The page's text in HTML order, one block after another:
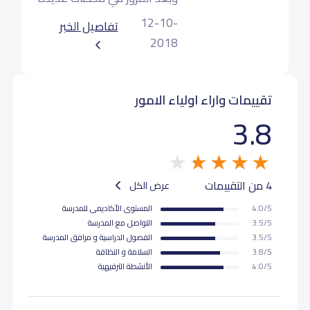
المبني على التفكير
من اجتماعات وحلقات ودورات
تحتفل مدارسنا بتتويج هذه
معتمدة في الشرق الأوسط
Thinking Based learning
(TBL)
12-10-
2018
تفاصيل الخبر
تقييمات واراء اولياء الامور
3.8
4 من التقييمات عرض الكل
4.0/5
المستوى اﻷكاديمى للمدرسة
3.5/5
التواصل مع المدرسة
3.5/5
الفصول الدراسية و مرافق المدرسة
3.8/5
السلامة و النظافة
4.0/5
اﻷنشطة الترفيهية